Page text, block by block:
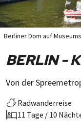
Berliner Dom auf
BERLIN -
Von der
Radwanderreise
11 Tage / 10